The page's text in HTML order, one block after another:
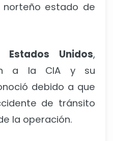
estado de
Estados Unidos,
a la CIA y su
debido a que
de tránsito
la operación.